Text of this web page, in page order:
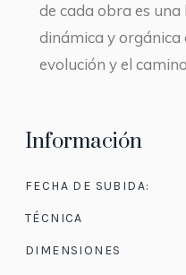
Información
FECHA DE SUBIDA:
TÉCNICA
DIMENSIONES
de cada obra es
dinámica y
evolución y el